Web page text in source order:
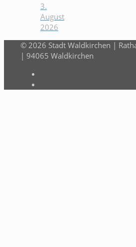
3.
August
2026
© 2026 Stadt Waldkirchen |
| 94065 Waldkirchen